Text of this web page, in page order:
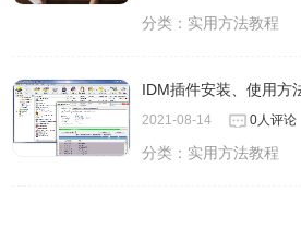
分类： 实用方法教程
IDM插件安装、使用方
2021-08-14 0人评论
分类： 实用方法教程